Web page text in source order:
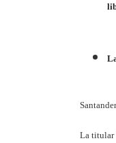
La titular